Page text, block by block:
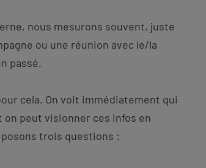
nous mesurons souvent, juste
ou une réunion avec le/la
passé.
cela. On voit immédiatement qui
peut visionner ces infos en
trois questions :